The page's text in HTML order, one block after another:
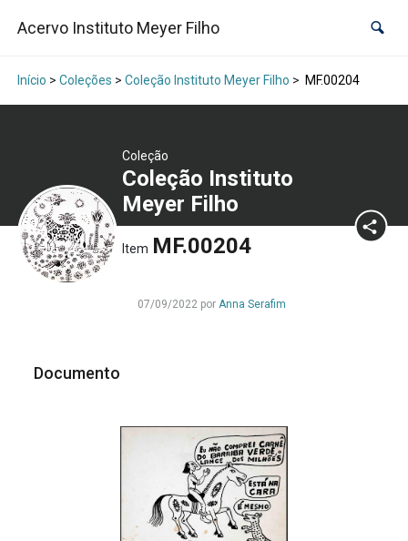
Acervo Instituto Meyer Filho
Início > Coleções > Coleção Instituto Meyer Filho > MF.00204
Coleção
Coleção Instituto
Meyer Filho
Item MF.00204
07/09/2022 por Anna Serafim
Documento